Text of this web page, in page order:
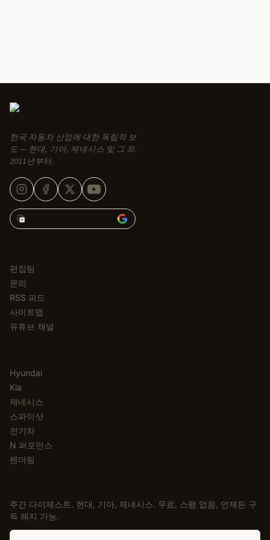
한국 자동차 산업에 대한 독립적 보
도 — 현대, 기아, 제네시스 및 그 외.
2011년부터.
Korean Car Blog 추가 →
편집팀
문의
RSS 피드
사이트맵
유튜브 채널
Hyundai
Kia
제네시스
스파이샷
전기차
N 퍼포먼스
렌더링
주간 다이제스트. 현대, 기아, 제네시스. 무료, 스팸 없음, 언제든 구
독 해지 가능.